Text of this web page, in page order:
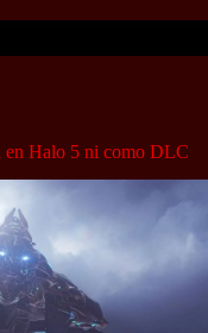
en Halo 5 ni como DLC